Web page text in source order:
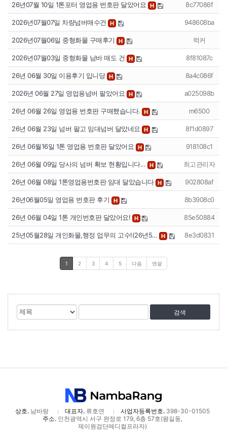
26년07월 10일 1톤포터 영업용 번호판 달았어요 H 8c77086f
2026년07월07일 차량넘버매수건 H 948608ba
2026년07월06일 중형화물 구매후기 H 럭커
2026년07월03일 중형화물 남바 매도 건 H 8f81087c
26년 06월 30일 이용후기 입니당 H 8a4c086f
2026년 06월 27일 영업용넘버 팔았어요 H a025098b
26년 06월 26일 영업용 번호판 구매했습니다. H m6500
26년 06월 23일 넘버 팔고 임대넘버 달았네요 H 8f1d0897
26년 06월16일 1톤 영업용 번호판 달았어요 H 918108c1
26년 06월 09일 당사의 넘버 확보 현황입니다... H 최고관리자
26년 06월 08일 1톤영업용번호판 임대 달았습니다 H 902808af
26년06월05일 영업용 번호판 후기 H 8b3908c0
26년 06월 04일 1톤 개인번호판 달았어요! H 85e50884
25년05월28일 개인화물,행정 업무의 고수!(26년5… H 8e3d0831
1 2 3 4 5 다음 맨끝
게
물
검
색
대
검
어
상호.남바랑 대표자.류호연 사업자등록번호.398-30-01505
주소.인천광역시 서구 완정로 179, 6층 57호(왕길동,
제이원검단메디컬프라자)